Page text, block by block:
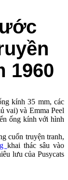
1960
kính 35 mm, các
vai) và Emma Peel
ống kính với hình
cuốn truyện tranh,
khai thác sâu vào
lưu của Pusycats